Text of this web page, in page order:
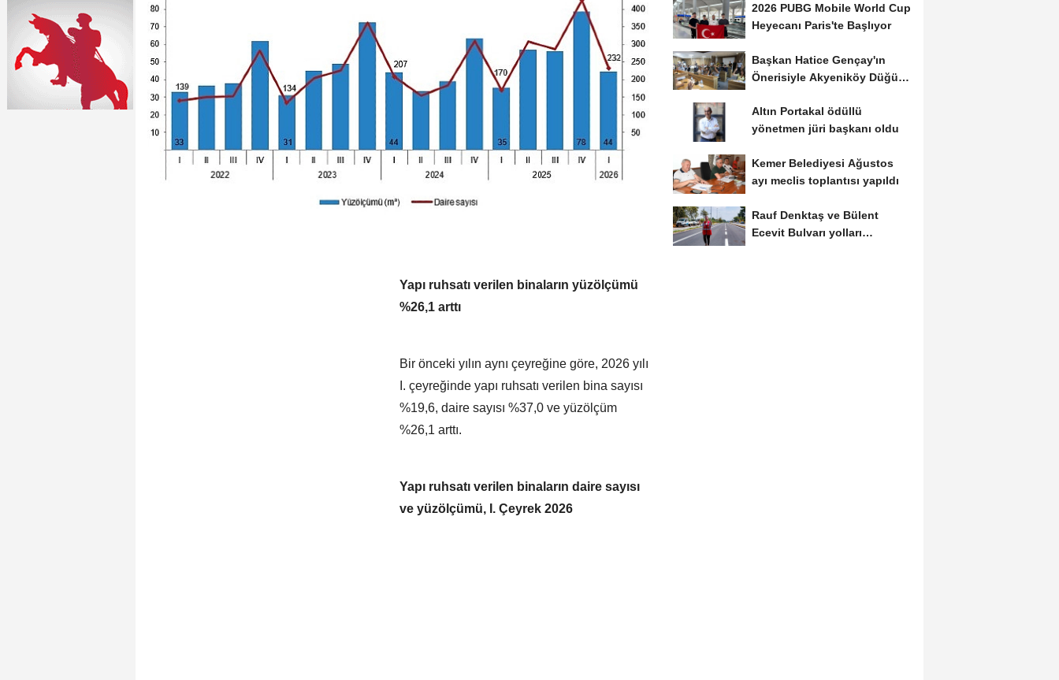
Yapı ruhsatı verilen binaların yüzölçümü
%26,1 arttı
Bir önceki yılın aynı çeyreğine göre, 2026 yılı
I. çeyreğinde yapı ruhsatı verilen bina sayısı
%19,6, daire sayısı %37,0 ve yüzölçüm
%26,1 arttı.
Yapı ruhsatı verilen binaların daire sayısı
ve yüzölçümü, I. Çeyrek 2026
2026 PUBG Mobile World Cup
Heyecanı Paris'te Başlıyor
Başkan Hatice Gençay'ın
Önerisiyle Akyeniköy Düğün
Altın Portakal ödüllü
yönetmen jüri başkanı oldu
Kemer Belediyesi Ağustos
ayı meclis toplantısı yapıldı
Rauf Denktaş ve Bülent
Ecevit Bulvarı yolları